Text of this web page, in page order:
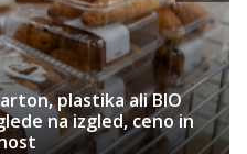
plastika ali BIO
na izgled, ceno in